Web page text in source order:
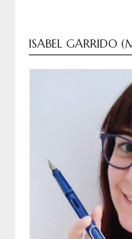
ISABEL GARRIDO